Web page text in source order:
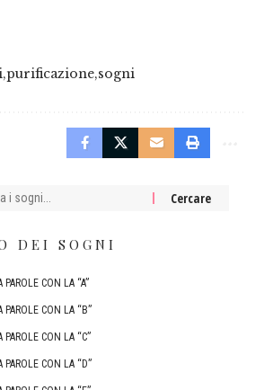
purificazione sogni
DEI SOGNI
CON LA “A”
CON LA “B”
CON LA “C”
CON LA “D”